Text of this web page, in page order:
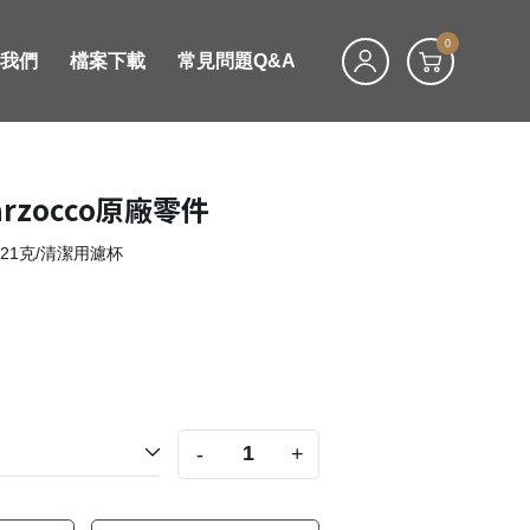
0
們 檔案下載 常見問題Q&A
原廠零件
克/清潔用濾杯
- +